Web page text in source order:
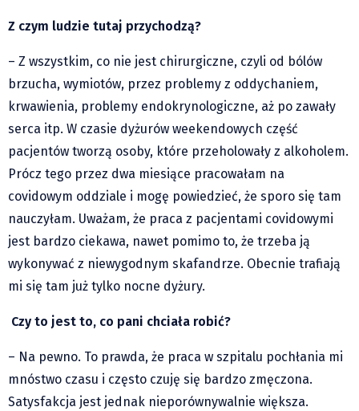
Z czym ludzie tutaj przychodzą?
– Z wszystkim, co nie jest chirurgiczne, czyli od bólów
brzucha, wymiotów, przez problemy z oddychaniem,
krwawienia, problemy endokrynologiczne, aż po zawały
serca itp. W czasie dyżurów weekendowych część
pacjentów tworzą osoby, które przeholowały z alkoholem.
Prócz tego przez dwa miesiące pracowałam na
covidowym oddziale i mogę powiedzieć, że sporo się tam
nauczyłam. Uważam, że praca z pacjentami covidowymi
jest bardzo ciekawa, nawet pomimo to, że trzeba ją
wykonywać z niewygodnym skafandrze. Obecnie trafiają
mi się tam już tylko nocne dyżury.
Czy to jest to, co pani chciała robić?
– Na pewno. To prawda, że praca w szpitalu pochłania mi
mnóstwo czasu i często czuję się bardzo zmęczona.
Satysfakcja jest jednak nieporównywalnie większa.